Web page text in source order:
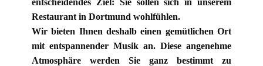
Restaurant in Dortmund wohlfühlen.
Wir bieten Ihnen deshalb einen gemütlichen Ort
mit entspannender Musik an. Diese angenehme
Atmosphäre werden Sie ganz bestimmt zu